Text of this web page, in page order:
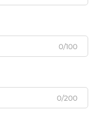
0/100
0/200